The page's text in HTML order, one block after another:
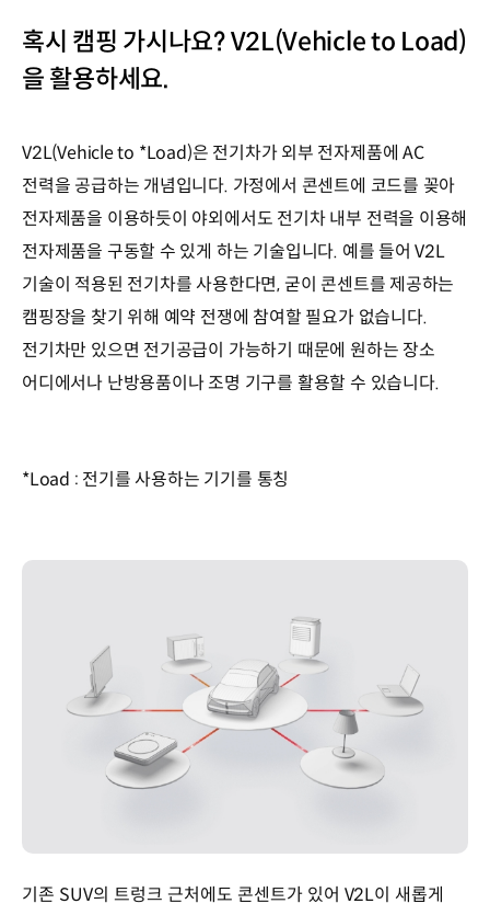
혹시 캠핑 가시나요? V2L(Vehicle to Load)
을 활용하세요.
V2L(Vehicle to *Load)은 전기차가 외부 전자제품에 AC
전력을 공급하는 개념입니다. 가정에서 콘센트에 코드를 꽂아
전자제품을 이용하듯이 야외에서도 전기차 내부 전력을 이용해
전자제품을 구동할 수 있게 하는 기술입니다. 예를 들어 V2L
기술이 적용된 전기차를 사용한다면, 굳이 콘센트를 제공하는
캠핑장을 찾기 위해 예약 전쟁에 참여할 필요가 없습니다.
전기차만 있으면 전기공급이 가능하기 때문에 원하는 장소
어디에서나 난방용품이나 조명 기구를 활용할 수 있습니다.
*Load : 전기를 사용하는 기기를 통칭
기존 SUV의 트렁크 근처에도 콘센트가 있어 V2L이 새롭게